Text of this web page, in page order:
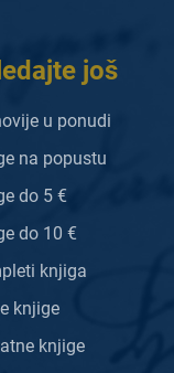
još
u ponudi
na popustu
do 5 €
do 10 €
knjiga
knjige
knjige